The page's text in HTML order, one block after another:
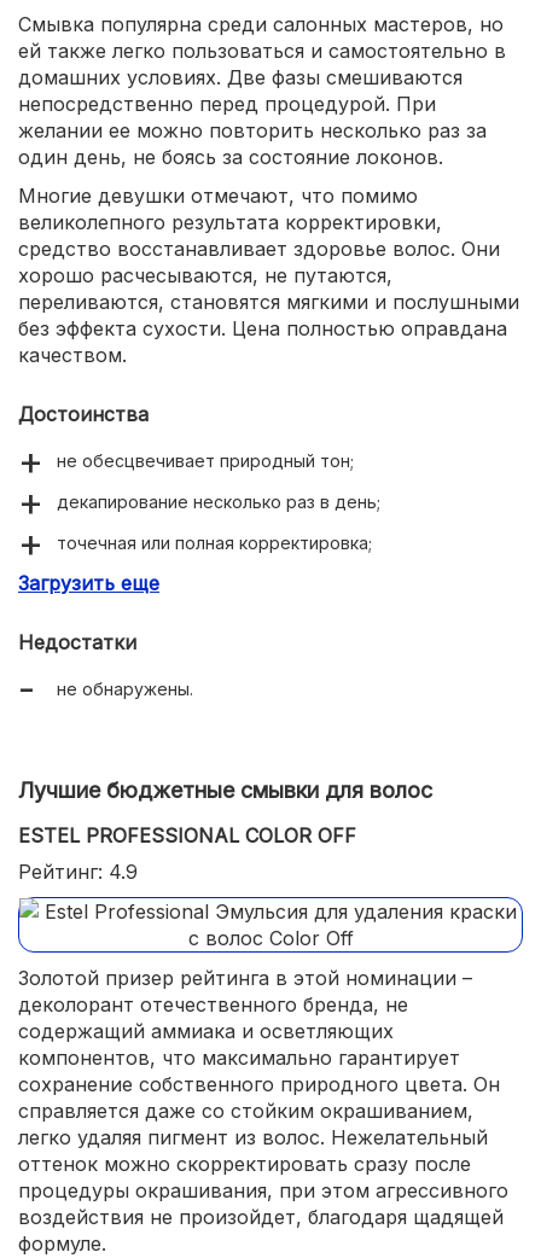
Смывка популярна среди салонных мастеров, но
ей также легко пользоваться и самостоятельно в
домашних условиях. Две фазы смешиваются
непосредственно перед процедурой. При
желании ее можно повторить несколько раз за
один день, не боясь за состояние локонов.
Многие девушки отмечают, что помимо
великолепного результата корректировки,
средство восстанавливает здоровье волос. Они
хорошо расчесываются, не путаются,
переливаются, становятся мягкими и послушными
без эффекта сухости. Цена полностью оправдана
качеством.
Достоинства
не обесцвечивает природный тон;
декапирование несколько раз в день;
точечная или полная корректировка;
легко контролируемое действие;
Загрузить еще
Недостатки
не обнаружены.
Лучшие бюджетные смывки для волос
ESTEL PROFESSIONAL COLOR OFF
Рейтинг: 4.9
Золотой призер рейтинга в этой номинации –
деколорант отечественного бренда, не
содержащий аммиака и осветляющих
компонентов, что максимально гарантирует
сохранение собственного природного цвета. Он
справляется даже со стойким окрашиванием,
легко удаляя пигмент из волос. Нежелательный
оттенок можно скорректировать сразу после
процедуры окрашивания, при этом агрессивного
воздействия не произойдет, благодаря щадящей
формуле.